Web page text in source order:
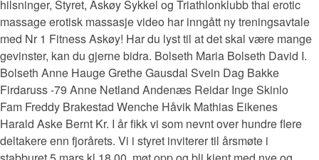
hilsninger, Styret, Askøy Sykkel og Triathlonklubb thai erotic
massage erotisk massasje video har inngått ny treningsavtale
med Nr 1 Fitness Askøy! Har du lyst til at det skal være mange
gevinster, kan du gjerne bidra. Bolseth Maria Bolseth David I.
Bolseth Anne Hauge Grethe Gausdal Svein Dag Bakke
Firdaruss -79 Anne Netland Andenæs Reidar Inge Skinlo
Fam Freddy Brakestad Wenche Håvik Mathias Eikenes
Harald Aske Bernt Kr. I år fikk vi som nevnt over hundre flere
deltakere enn fjorårets. Vi i styret inviterer til årsmøte i